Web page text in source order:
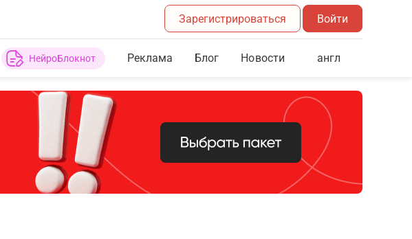
Зарегистрироваться Войти
НейроБлокнот Реклама Блог Новости англ